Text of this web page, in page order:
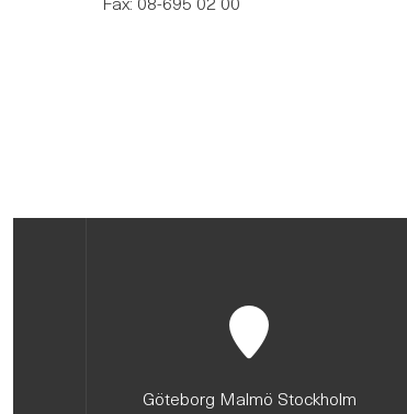
Göteborg Malmö Stockholm